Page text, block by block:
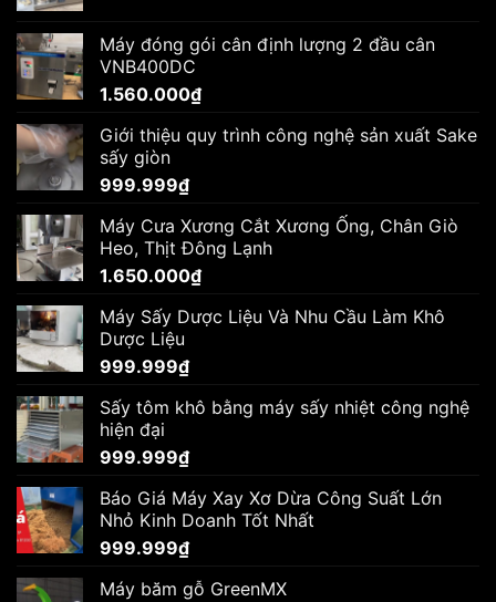
Máy đóng gói cân định lượng 2 đầu cân
VNB400DC
1.560.000₫
Giới thiệu quy trình công nghệ sản xuất Sake
sấy giòn
999.999₫
Máy Cưa Xương Cắt Xương Ống, Chân Giò
Heo, Thịt Đông Lạnh
1.650.000₫
Máy Sấy Dược Liệu Và Nhu Cầu Làm Khô
Dược Liệu
999.999₫
Sấy tôm khô bằng máy sấy nhiệt công nghệ
hiện đại
999.999₫
Báo Giá Máy Xay Xơ Dừa Công Suất Lớn
Nhỏ Kinh Doanh Tốt Nhất
999.999₫
Máy băm gỗ GreenMX